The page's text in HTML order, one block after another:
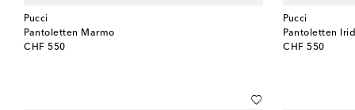
Pucci
Pantoletten Marmo
CHF 550
original price
Pucci
Pantoletten
CHF 550
original price